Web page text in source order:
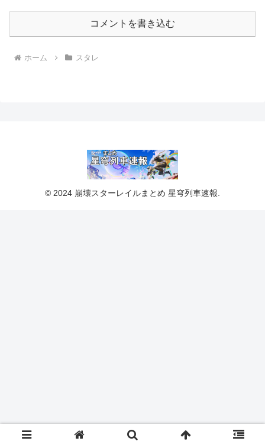
コメントを書き込む
ホーム スタレ
© 2024 崩壊スターレイルまとめ 星穹列車速報.